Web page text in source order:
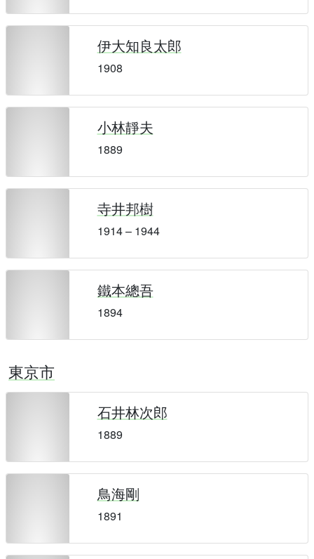
伊大知良太郎
1908
小林靜夫
1889
寺井邦樹
1914 – 1944
鐵本總吾
1894
東京市
石井林次郎
1889
鳥海剛
1891